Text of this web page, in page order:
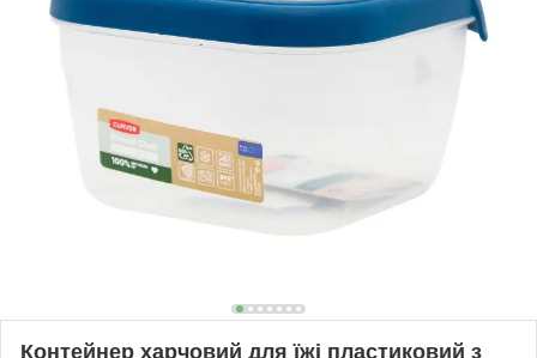
Контейнер харчовий для їжі пластиковий з